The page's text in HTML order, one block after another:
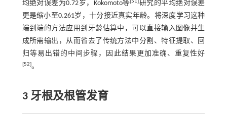
均绝对误差为0.72岁，Kokomoto等
研究的平均绝对误差
更是缩小至0.261岁，十分接近真实年龄。将深度学习这种
端到端的方法应用到牙龄估算中，可以直接输入图像并生
成所需输出，从而省去了传统方法中分割、特征提取、回
归等易出错的中间步骤，因此结果更加准确、重复性好
[52]。
3 牙根及根管发育